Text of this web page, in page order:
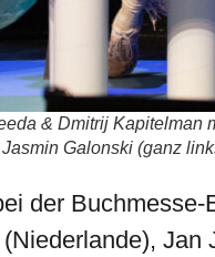
& Dmitrij
Jasmin Galonski (ganz
der